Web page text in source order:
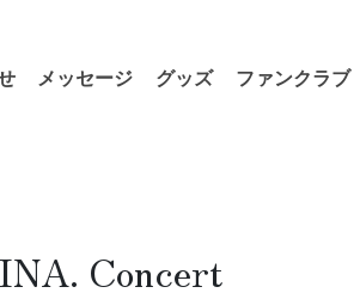
メッセージ グッズ ファンクラブ
Concert